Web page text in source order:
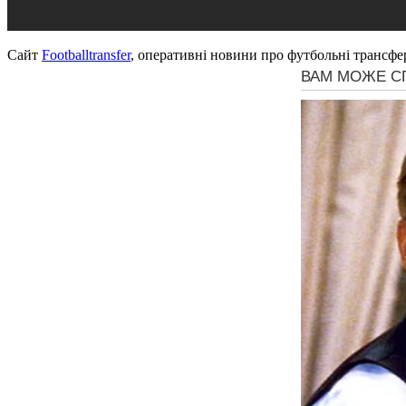
Сайт Footballtransfer, оперативні новини про футбольні